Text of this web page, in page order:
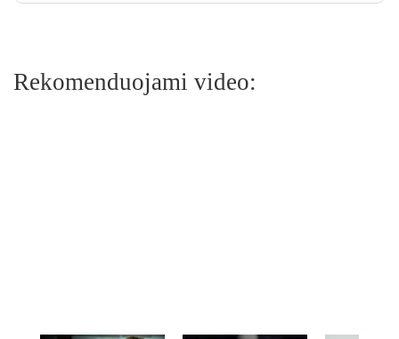
Rekomenduojami video: